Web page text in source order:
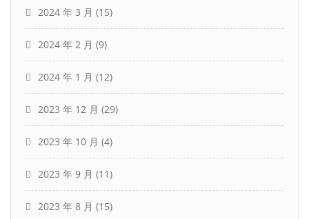
2024 年 3 月 (15)
2024 年 2 月 (9)
2024 年 1 月 (12)
2023 年 12 月 (29)
2023 年 10 月 (4)
2023 年 9 月 (11)
2023 年 8 月 (15)